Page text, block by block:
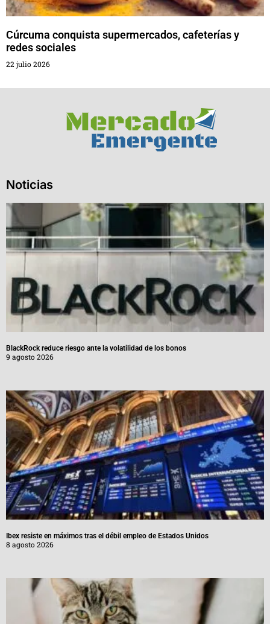
Cúrcuma conquista supermercados, cafeterías y
redes sociales
22 julio 2026
Noticias
BlackRock reduce riesgo ante la volatilidad de los bonos
9 agosto 2026
Ibex resiste en máximos tras el débil empleo de Estados Unidos
8 agosto 2026